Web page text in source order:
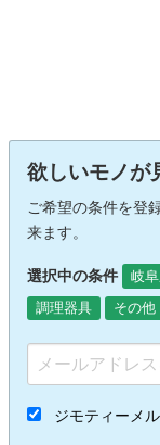
欲しいモノが
ご希望の条件を登
来ます。
選択中の条件 岐
調理器具
その他
ジモティーメ